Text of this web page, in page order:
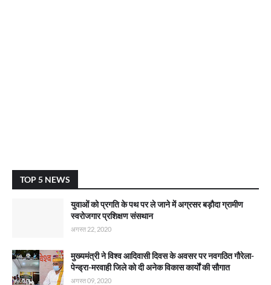
TOP 5 NEWS
युवाओं को प्रगति के पथ पर ले जाने में अग्रसर बड़ौदा ग्रामीण
स्वरोजगार प्रशिक्षण संसथान
अगस्त 22, 2020
मुख्यमंत्री ने विश्व आदिवासी दिवस के अवसर पर नवगठित गौरेला-
पेन्ड्रा-मरवाही जिले को दी अनेक विकास कार्याें की सौगात
अगस्त 09, 2020